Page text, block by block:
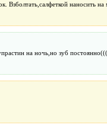
наносить на
на ночь,но зуб постоянно(((